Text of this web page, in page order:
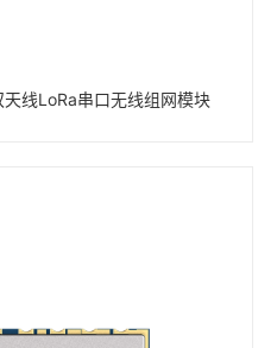
线LoRa串口无线组网模块